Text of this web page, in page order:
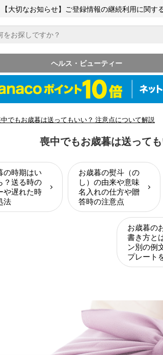
【大切なお知らせ】ご登録情報の継続利用に関す
ヘルス・ビューティー
でもお歳暮は送ってもいい？ 注意点について解説
喪中でもお歳暮は送って
の時期はい
？送る時の
や遅れた時
法
お歳暮の熨斗（の
し）の由来や意味
名入れの仕方や贈
答時の注意点
お歳暮の
書き方と
ン別の例
プレート